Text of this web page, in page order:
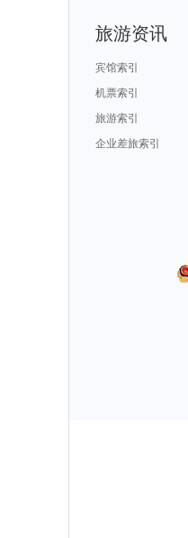
旅游资讯
宾馆索引
机票索引
旅游索引
企业差旅索引